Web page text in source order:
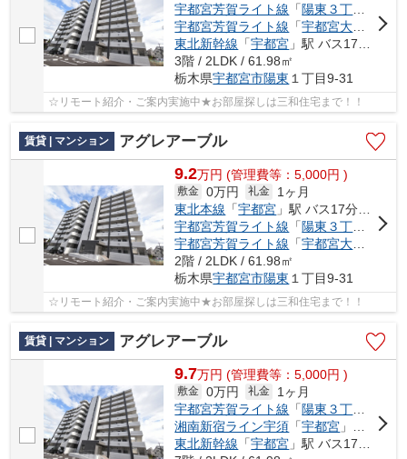
宇都宮芳賀ライト線 「陽東３丁目
宇都宮芳賀ライト線 「宇都宮大学陽東キャンパス
東北新幹線 「宇都宮 」駅 バス17分 「越戸（こえご）」 停歩4分
3階 / 2LDK / 61.98㎡
栃木県宇都宮市陽東 １丁目9-31
☆リモート紹介・ご案内実施中★お部屋探しは三和住宅まで！！
賃貸 | マンション アグレアーブル
9.2万円 (管理費等：5,000円 )
敷金 0万円 礼金
1ヶ月
東北本線 「宇都宮 」駅 バス17分 「越戸（こえご）」 停歩4分
宇都宮芳賀ライト線 「陽東３丁目
」駅
宇都宮芳賀ライト線 「宇都宮大学陽東キャンパス
2階 / 2LDK / 61.98㎡
栃木県宇都宮市陽東 １丁目9-31
☆リモート紹介・ご案内実施中★お部屋探しは三和住宅まで！！
賃貸 | マンション アグレアーブル
9.7万円 (管理費等：5,000円 )
敷金 0万円 礼金
1ヶ月
宇都宮芳賀ライト線 「陽東３丁目
湘南新宿ライン宇須 「宇都宮 」駅 バス17分 「越戸（こえご）」 停歩4分
東北新幹線 「宇都宮 」駅 バス17分 「越戸（こえご）」 停歩4分